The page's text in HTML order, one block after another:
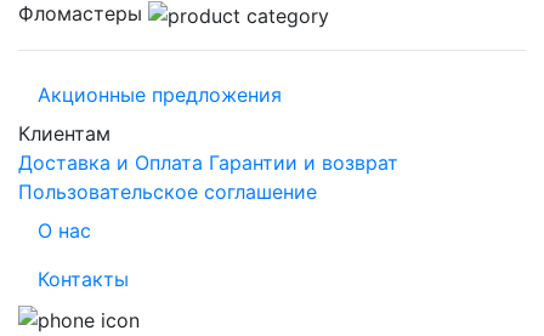
Фломастеры
Акционные предложения
Клиентам
Доставка и Оплата Гарантии и возврат
Пользовательское соглашение
О нас
Контакты